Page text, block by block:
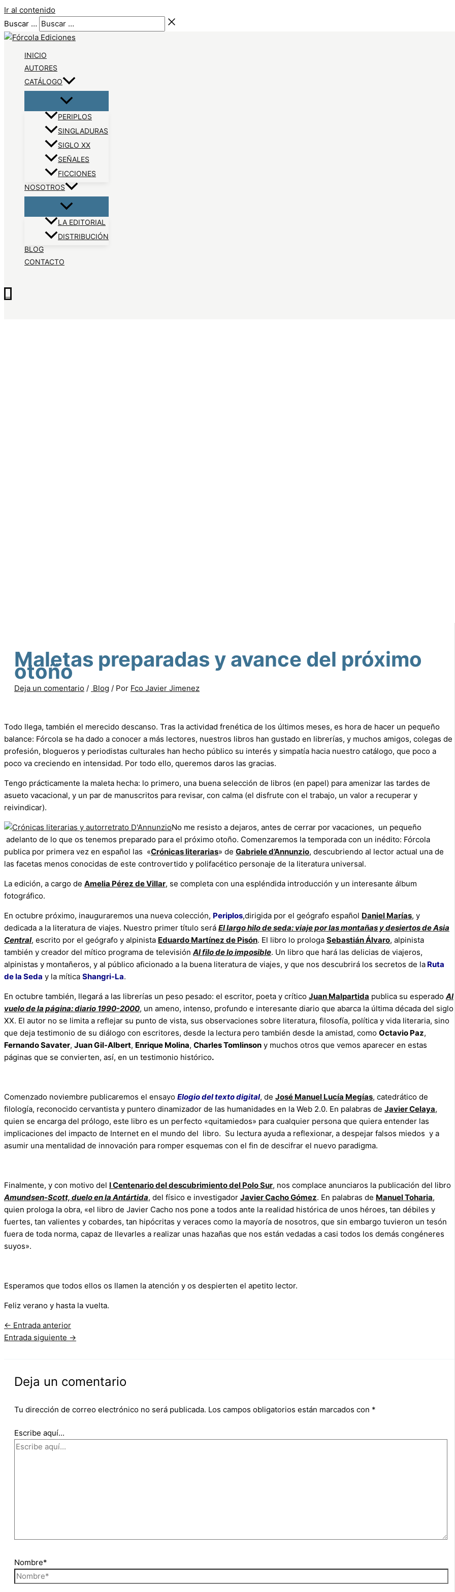
Ir al contenido
Buscar …
INICIO
AUTORES
CATÁLOGO
PERIPLOS
SINGLADURAS
SIGLO XX
SEÑALES
FICCIONES
NOSOTROS
LA EDITORIAL
DISTRIBUCIÓN
BLOG
CONTACTO
Maletas preparadas y avance del próximo
otoño
Deja un comentario / Blog / Por Fco Javier Jimenez
Todo llega, también el merecido descanso. Tras la actividad frenética de los últimos meses, es hora de hacer un pequeño
balance: Fórcola se ha dado a conocer a más lectores, nuestros libros han gustado en librerías, y muchos amigos, colegas de
profesión, blogueros y periodistas culturales han hecho público su interés y simpatía hacia nuestro catálogo, que poco a
poco va creciendo en intensidad. Por todo ello, queremos daros las gracias.
Tengo prácticamente la maleta hecha: lo primero, una buena selección de libros (en papel) para amenizar las tardes de
asueto vacacional, y un par de manuscritos para revisar, con calma (el disfrute con el trabajo, un valor a recuperar y
reivindicar).
No me resisto a dejaros, antes de cerrar por vacaciones, un pequeño
adelanto de lo que os tenemos preparado para el próximo otoño. Comenzaremos la temporada con un inédito: Fórcola
publica por primera vez en español las «Crónicas literarias» de Gabriele d’Annunzio, descubriendo al lector actual una de
las facetas menos conocidas de este controvertido y polifacético personaje de la literatura universal.
La edición, a cargo de Amelia Pérez de Villar, se completa con una espléndida introducción y un interesante álbum
fotográfico.
En octubre próximo, inauguraremos una nueva colección, Periplos,dirigida por el geógrafo español Daniel Marías, y
dedicada a la literatura de viajes. Nuestro primer título será El largo hilo de seda: viaje por las montañas y desiertos de Asia
Central, escrito por el geógrafo y alpinista Eduardo Martínez de Pisón. El libro lo prologa Sebastián Álvaro, alpinista
también y creador del mítico programa de televisión Al filo de lo imposible. Un libro que hará las delicias de viajeros,
alpinistas y montañeros, y al público aficionado a la buena literatura de viajes, y que nos descubrirá los secretos de la Ruta
de la Seda y la mítica Shangri-La.
En octubre también, llegará a las librerías un peso pesado: el escritor, poeta y crítico Juan Malpartida publica su esperado Al
vuelo de la página: diario 1990-2000, un ameno, intenso, profundo e interesante diario que abarca la última década del siglo
XX. El autor no se limita a reflejar su punto de vista, sus observaciones sobre literatura, filosofía, política y vida literaria, sino
que deja testimonio de su diálogo con escritores, desde la lectura pero también desde la amistad, como Octavio Paz,
Fernando Savater, Juan Gil-Albert, Enrique Molina, Charles Tomlinson y muchos otros que vemos aparecer en estas
páginas que se convierten, así, en un testimonio histórico.
Comenzado noviembre publicaremos el ensayo Elogio del texto digital, de José Manuel Lucía Megías, catedrático de
filología, reconocido cervantista y puntero dinamizador de las humanidades en la Web 2.0. En palabras de Javier Celaya,
quien se encarga del prólogo, este libro es un perfecto «quitamiedos» para cualquier persona que quiera entender las
implicaciones del impacto de Internet en el mundo del libro. Su lectura ayuda a reflexionar, a despejar falsos miedos y a
asumir una mentalidad de innovación para romper esquemas con el fin de descifrar el nuevo paradigma.
Finalmente, y con motivo del I Centenario del descubrimiento del Polo Sur, nos complace anunciaros la publicación del libro
Amundsen-Scott, duelo en la Antártida, del físico e investigador Javier Cacho Gómez. En palabras de Manuel Toharia,
quien prologa la obra, «el libro de Javier Cacho nos pone a todos ante la realidad histórica de unos héroes, tan débiles y
fuertes, tan valientes y cobardes, tan hipócritas y veraces como la mayoría de nosotros, que sin embargo tuvieron un tesón
fuera de toda norma, capaz de llevarles a realizar unas hazañas que nos están vedadas a casi todos los demás congéneres
suyos».
Esperamos que todos ellos os llamen la atención y os despierten el apetito lector.
Feliz verano y hasta la vuelta.
← Entrada anterior
Entrada siguiente →
Deja un comentario
Tu dirección de correo electrónico no será publicada. Los campos obligatorios están marcados con *
Escribe aquí...
Nombre*